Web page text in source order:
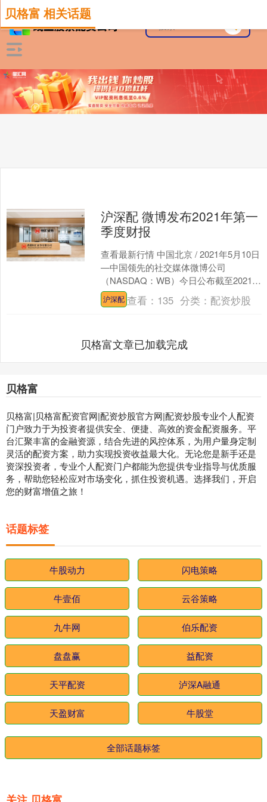
贝格富 相关话题
沪深配 微博发布2021年第一
季度财报
查看最新行情 中国北京 / 2021年5月10日
—中国领先的社交媒体微博公司
（NASDAQ：WB）今日公布截至2021年
3月31日的第一季度未经审计的财务报
告。....
沪深配 查看： 135 分类： 配资炒股
贝格富文章已加载完成
贝格富
贝格富|贝格富配资官网|配资炒股官方网|配资炒股专业个人配资
门户致力于为投资者提供安全、便捷、高效的资金配资服务。平
台汇聚丰富的金融资源，结合先进的风控体系，为用户量身定制
灵活的配资方案，助力实现投资收益最大化。无论您是新手还是
资深投资者，专业个人配资门户都能为您提供专业指导与优质服
务，帮助您轻松应对市场变化，抓住投资机遇。选择我们，开启
您的财富增值之旅！
话题标签
牛股动力 闪电策略
牛壹佰 云谷策略
九牛网 伯乐配资
盘盘赢 益配资
天平配资 泸深A融通
天盈财富 牛股堂
全部话题标签